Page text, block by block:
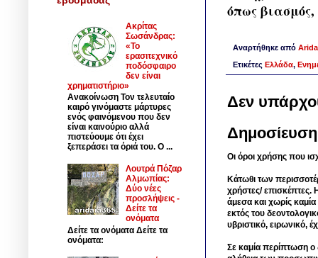
όπως
Αναρτήθηκε από
Ετικέτες Ελλάδα,
Δεν
Οι όροι χρήσης που
Κάτωθι των
χρήστες/ επισκέπτες.
άμεσα και χωρίς
εκτός του
υβριστικό, ειρωνικό,
Σε καμία περίπτωση ο
Ακρίτας
Σωσάνδρας:
«Το
ερασιτεχνικό
ποδόσφαιρο
δεν είναι
χρηματιστήριο»
Ανακοίνωση Τον τελευταίο
καιρό γινόμαστε μάρτυρες
ενός φαινόμενου που δεν
είναι καινούριο αλλά
πιστεύουμε ότι έχει
ξεπεράσει τα όριά του. Ο ...
Λουτρά Πόζαρ
Αλμωπίας:
Δύο νέες
προσλήψεις -
Δείτε τα
ονόματα
Δείτε τα ονόματα Δείτε τα
ονόματα: